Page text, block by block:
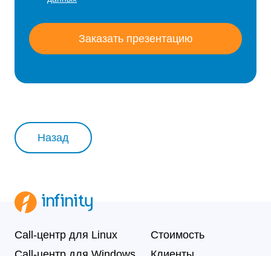
Заказать презентацию
Назад
Call-центр для Linux
Стоимость